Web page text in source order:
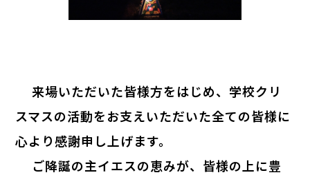
来場いただいた皆様方をはじめ、学校クリ
スマスの活動をお支えいただいた全ての皆様に
心より感謝申し上げます。
ご降誕の主イエスの恵みが、皆様の上に豊